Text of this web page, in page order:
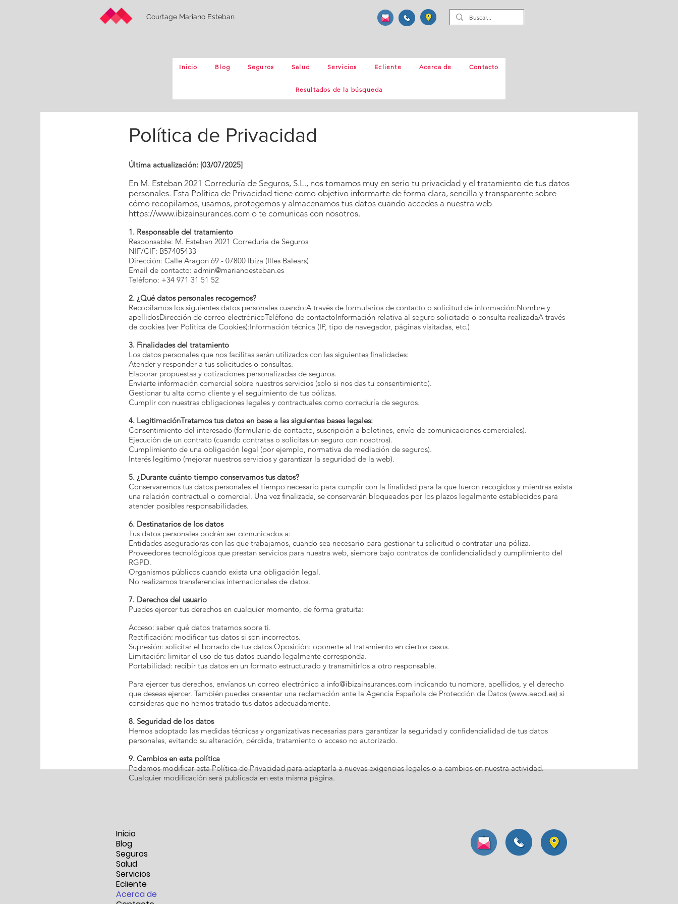
Courtage Mariano Esteban
Inicio Blog Seguros Salud Servicios Ecliente Acerca de Contacto
Resultados de la búsqueda
Política de Privacidad
Última actualización: [03/07/2025]
En M. Esteban 2021 Correduría de Seguros, S.L., nos tomamos muy en serio tu privacidad y el tratamiento de tus datos
personales. Esta Política de Privacidad tiene como objetivo informarte de forma clara, sencilla y transparente sobre
cómo recopilamos, usamos, protegemos y almacenamos tus datos cuando accedes a nuestra web
https://www.ibizainsurances.com o te comunicas con nosotros.
1. Responsable del tratamiento
Responsable: M. Esteban 2021 Correduria de Seguros
NIF/CIF: B57405433
Dirección: Calle Aragon 69 - 07800 Ibiza (Illes Balears)
Email de contacto: admin@marianoesteban.es
Teléfono: +34 971 31 51 52
2. ¿Qué datos personales recogemos?
Recopilamos los siguientes datos personales cuando:A través de formularios de contacto o solicitud de información:Nombre y
apellidosDirección de correo electrónicoTeléfono de contactoInformación relativa al seguro solicitado o consulta realizadaA través
de cookies (ver Política de Cookies):Información técnica (IP, tipo de navegador, páginas visitadas, etc.)
3. Finalidades del tratamiento
Los datos personales que nos facilitas serán utilizados con las siguientes finalidades:
Atender y responder a tus solicitudes o consultas.
Elaborar propuestas y cotizaciones personalizadas de seguros.
Enviarte información comercial sobre nuestros servicios (solo si nos das tu consentimiento).
Gestionar tu alta como cliente y el seguimiento de tus pólizas.
Cumplir con nuestras obligaciones legales y contractuales como correduría de seguros.
4. LegitimaciónTratamos tus datos en base a las siguientes bases legales:
Consentimiento del interesado (formulario de contacto, suscripción a boletines, envío de comunicaciones comerciales).
Ejecución de un contrato (cuando contratas o solicitas un seguro con nosotros).
Cumplimiento de una obligación legal (por ejemplo, normativa de mediación de seguros).
Interés legítimo (mejorar nuestros servicios y garantizar la seguridad de la web).
5. ¿Durante cuánto tiempo conservamos tus datos?
Conservaremos tus datos personales el tiempo necesario para cumplir con la finalidad para la que fueron recogidos y mientras exista
una relación contractual o comercial. Una vez finalizada, se conservarán bloqueados por los plazos legalmente establecidos para
atender posibles responsabilidades.
6. Destinatarios de los datos
Tus datos personales podrán ser comunicados a:
Entidades aseguradoras con las que trabajamos, cuando sea necesario para gestionar tu solicitud o contratar una póliza.
Proveedores tecnológicos que prestan servicios para nuestra web, siempre bajo contratos de confidencialidad y cumplimiento del
RGPD.
Organismos públicos cuando exista una obligación legal.
No realizamos transferencias internacionales de datos.
7. Derechos del usuario
Puedes ejercer tus derechos en cualquier momento, de forma gratuita:
Acceso: saber qué datos tratamos sobre ti.
Rectificación: modificar tus datos si son incorrectos.
Supresión: solicitar el borrado de tus datos.Oposición: oponerte al tratamiento en ciertos casos.
Limitación: limitar el uso de tus datos cuando legalmente corresponda.
Portabilidad: recibir tus datos en un formato estructurado y transmitirlos a otro responsable.
Para ejercer tus derechos, envíanos un correo electrónico a info@ibizainsurances.com indicando tu nombre, apellidos, y el derecho
que deseas ejercer. También puedes presentar una reclamación ante la Agencia Española de Protección de Datos (www.aepd.es) si
consideras que no hemos tratado tus datos adecuadamente.
8. Seguridad de los datos
Hemos adoptado las medidas técnicas y organizativas necesarias para garantizar la seguridad y confidencialidad de tus datos
personales, evitando su alteración, pérdida, tratamiento o acceso no autorizado.
9. Cambios en esta política
Podemos modificar esta Política de Privacidad para adaptarla a nuevas exigencias legales o a cambios en nuestra actividad.
Cualquier modificación será publicada en esta misma página.
Inicio
Blog
Seguros
Salud
Servicios
Ecliente
Acerca de